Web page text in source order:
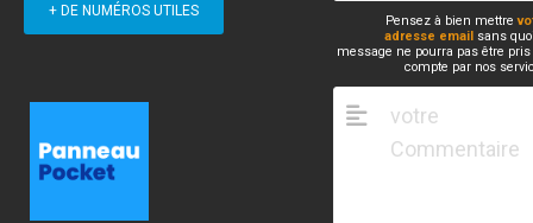
+ DE NUMÉROS UTILES
Pensez à bien mettre
adresse email sans
message ne pourra pas être
compte par nos